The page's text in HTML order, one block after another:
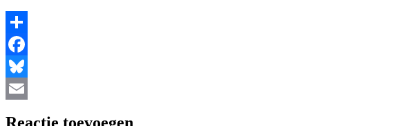
Share
Facebook
Bluesky
Reactie toevoegen